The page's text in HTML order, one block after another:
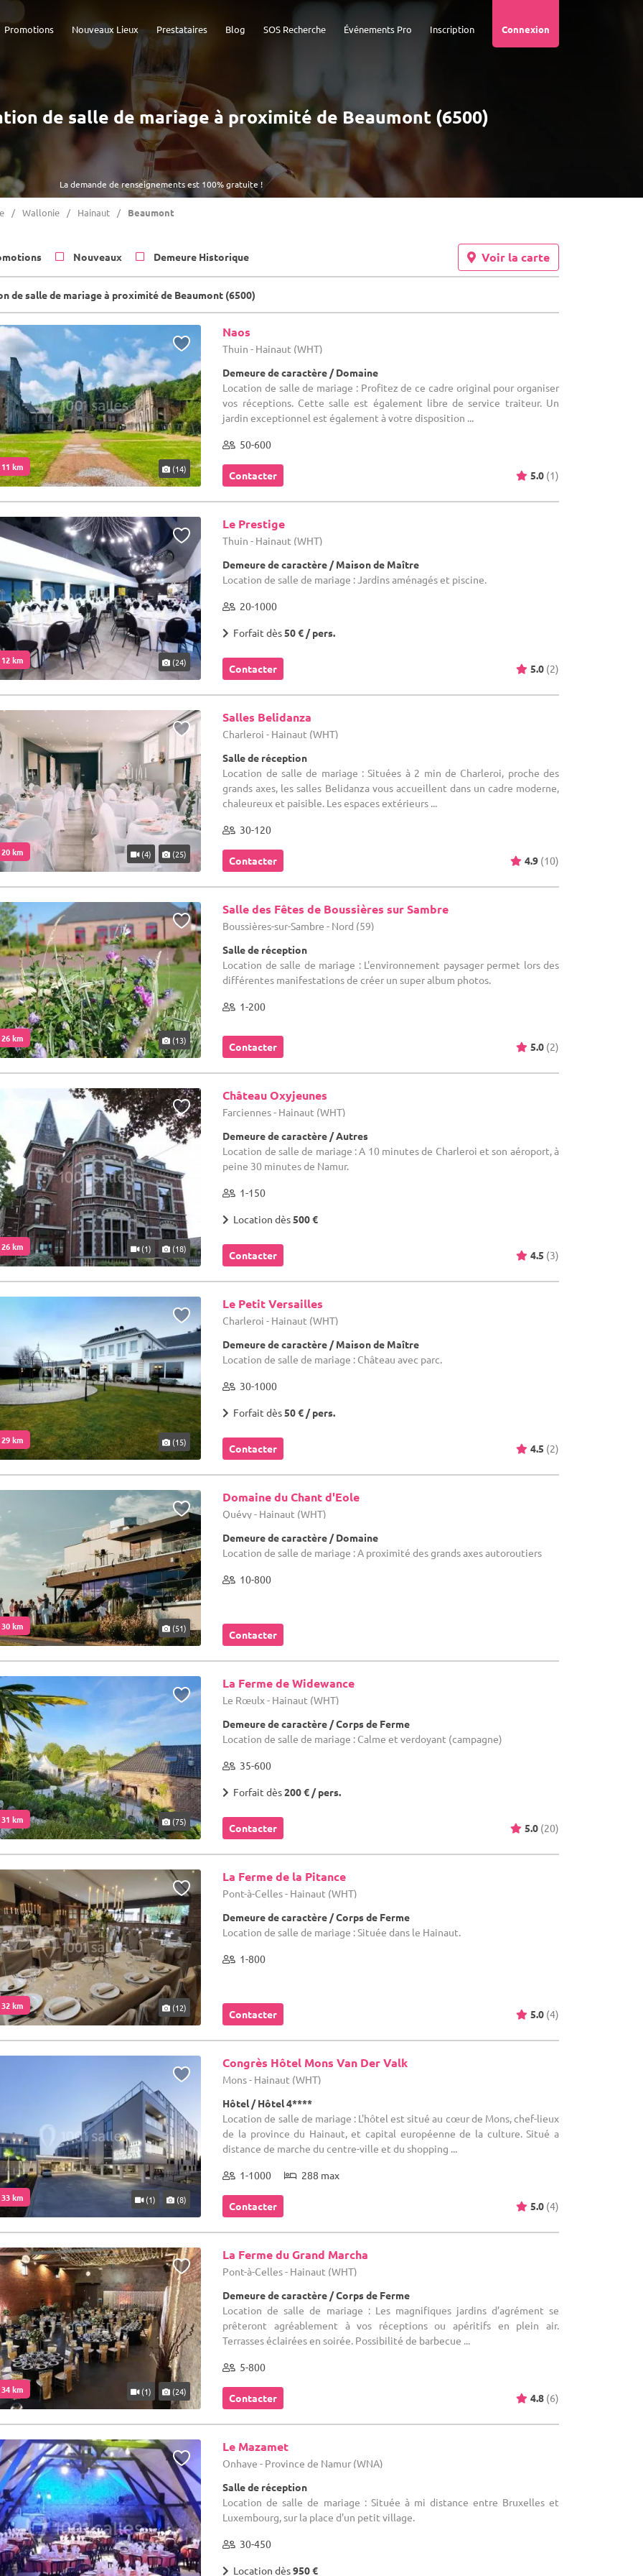
Connexion
Inscription
Événements Pro
SOS Recherche
Blog
Prestataires
Nouveaux Lieux
Promotions
La demande de renseignements est 100% gratuite !
de salle de mariage à proximité de Beaumont (6500)
Wallonie Hainaut Beaumont
Nouveaux Demeure Historique Voir la carte
de salle de mariage à proximité de Beaumont (6500)
km (14)
Naos
Thuin - Hainaut (WHT)
Demeure de caractère / Domaine
Location de salle de mariage : Profitez de ce cadre original pour organiser
vos réceptions. Cette salle est également libre de service traiteur. Un
jardin exceptionnel est également à votre disposition ...
50-600
Contacter 5.0 (1)
km (24)
Le Prestige
Thuin - Hainaut (WHT)
Demeure de caractère / Maison de Maître
Location de salle de mariage : Jardins aménagés et piscine.
20-1000
Forfait dès50 € / pers.
Contacter 5.0 (2)
km (4) (25)
Salles Belidanza
Charleroi - Hainaut (WHT)
Salle de réception
Location de salle de mariage : Situées à 2 min de Charleroi, proche des
grands axes, les salles Belidanza vous accueillent dans un cadre moderne,
chaleureux et paisible. Les espaces extérieurs ...
30-120
Contacter 4.9 (10)
km (13)
Salle des Fêtes de Boussières sur Sambre
Boussières-sur-Sambre - Nord (59)
Salle de réception
Location de salle de mariage : L'environnement paysager permet lors des
différentes manifestations de créer un super album photos.
1-200
Contacter 5.0 (2)
km (1) (18)
Château Oxyjeunes
Farciennes - Hainaut (WHT)
Demeure de caractère / Autres
Location de salle de mariage : A 10 minutes de Charleroi et son aéroport, à
peine 30 minutes de Namur.
1-150
Location dès500 €
Contacter 4.5 (3)
km (15)
Le Petit Versailles
Charleroi - Hainaut (WHT)
Demeure de caractère / Maison de Maître
Location de salle de mariage : Château avec parc.
30-1000
Forfait dès50 € / pers.
Contacter 4.5 (2)
km (51)
Domaine du Chant d'Eole
Quévy - Hainaut (WHT)
Demeure de caractère / Domaine
Location de salle de mariage : A proximité des grands axes autoroutiers
10-800
Contacter
km (75)
La Ferme de Widewance
Le Rœulx - Hainaut (WHT)
Demeure de caractère / Corps de Ferme
Location de salle de mariage : Calme et verdoyant (campagne)
35-600
Forfait dès200 € / pers.
Contacter 5.0 (20)
km (12)
La Ferme de la Pitance
Pont-à-Celles - Hainaut (WHT)
Demeure de caractère / Corps de Ferme
Location de salle de mariage : Située dans le Hainaut.
1-800
Contacter 5.0 (4)
km (1) (8)
Congrès Hôtel Mons Van Der Valk
Mons - Hainaut (WHT)
Hôtel / Hôtel 4****
Location de salle de mariage : L'hôtel est situé au cœur de Mons, chef-lieux
de la province du Hainaut, et capital européenne de la culture. Situé a
distance de marche du centre-ville et du shopping ...
1-1000 288 max
Contacter 5.0 (4)
km (1) (24)
La Ferme du Grand Marcha
Pont-à-Celles - Hainaut (WHT)
Demeure de caractère / Corps de Ferme
Location de salle de mariage : Les magnifiques jardins d’agrément se
prêteront agréablement à vos réceptions ou apéritifs en plein air.
Terrasses éclairées en soirée. Possibilité de barbecue ...
5-800
Contacter 4.8 (6)
Le Mazamet
Onhaye - Province de Namur (WNA)
Salle de réception
Location de salle de mariage : Située à mi distance entre Bruxelles et
Luxembourg, sur la place d'un petit village.
30-450
Location dès950 €